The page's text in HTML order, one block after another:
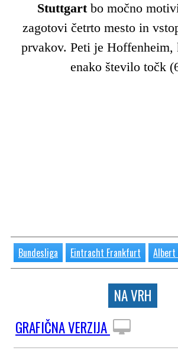
Stuttgart bo močno
zagotovi četrto mesto in
prvakov. Peti je Hoffenheim,
enako število točk
Bundesliga Eintracht Frankfurt Albert
NA VRH
GRAFIČNA VERZIJA